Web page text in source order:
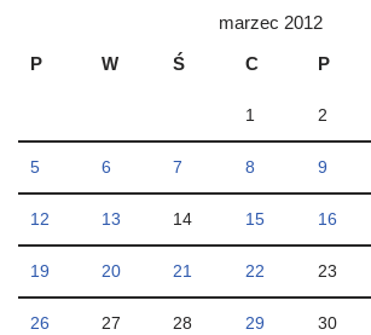
marzec 2012
P
W Ś C P
1 2
5 6 7 8 9
12 13 14 15 16
19 20 21 22 23
26 27 28 29 30